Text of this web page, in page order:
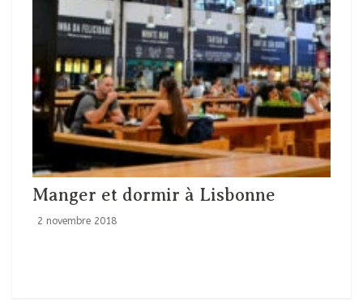
Manger et dormir à Lisbonne
2 novembre 2018